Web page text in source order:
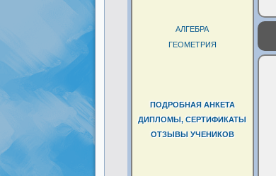
АЛГЕБРА
ГЕОМЕТРИЯ
ПОДРОБНАЯ АНКЕТА
ДИПЛОМЫ, СЕРТИФИКАТЫ
ОТЗЫВЫ УЧЕНИКОВ